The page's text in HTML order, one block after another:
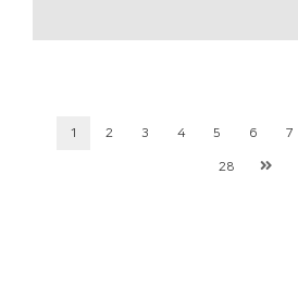
1 2 3 4 5 6 7
28